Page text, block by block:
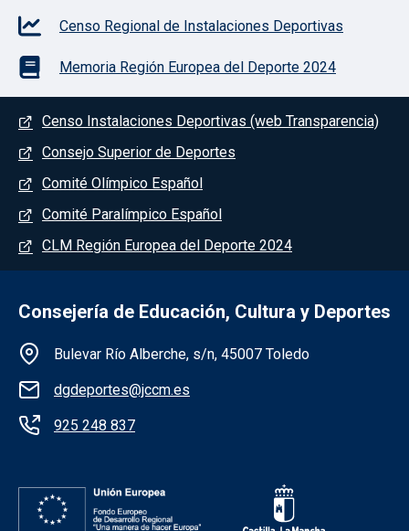
Censo Regional de Instalaciones Deportivas
Memoria Región Europea del Deporte 2024
Menú del pie
Censo Instalaciones Deportivas (web Transparencia)
Consejo Superior de Deportes
Comité Olímpico Español
Comité Paralímpico Español
CLM Región Europea del Deporte 2024
Consejería de Educación, Cultura y Deportes
Información de la institución
Bulevar Río Alberche, s/n, 45007 Toledo
dgdeportes@jccm.es
925 248 837